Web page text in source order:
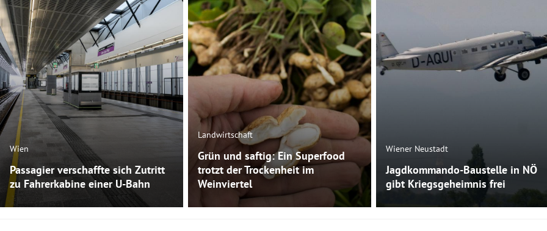
Wien
Passagier verschaffte sich Zutritt
zu Fahrerkabine einer U-Bahn
Landwirtschaft
Grün und saftig: Ein Superfood
trotzt der Trockenheit im
Weinviertel
Wiener Neustadt
Jagdkommando-Baustelle in NÖ
gibt Kriegsgeheimnis frei